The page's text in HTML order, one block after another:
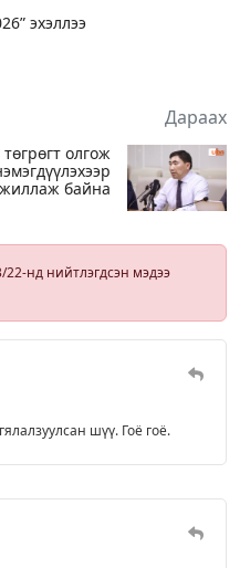
эхэллээ
Дараах
олгож
байна
нд нийтлэгдсэн мэдээ
шүү. Гоё гоё.